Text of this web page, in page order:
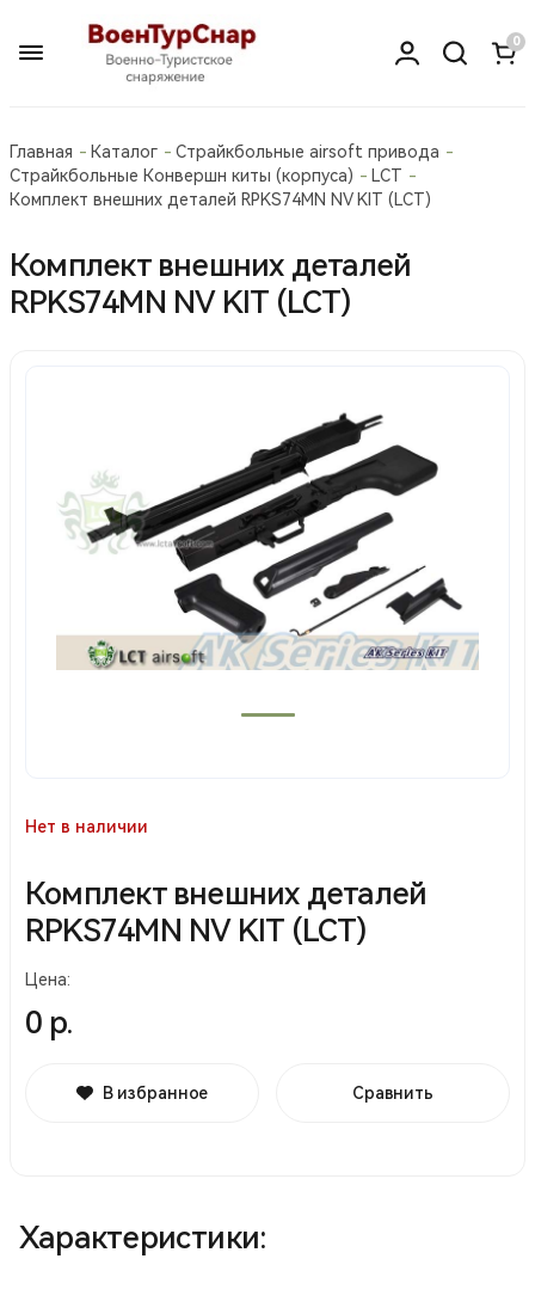
0
Главная Каталог
Страйкбольные airsoft привода
Страйкбольные Конвершн киты (корпуса)
LCT
Комплект внешних деталей RPKS74MN NV KIT (LCT)
Комплект внешних деталей
RPKS74MN NV KIT (LCT)
Нет в наличии
Комплект внешних деталей
RPKS74MN NV KIT (LCT)
Цена:
0 р.
В избранное Сравнить
Характеристики: